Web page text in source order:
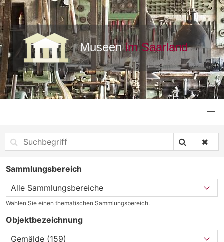
Sammlungsbereich
Wählen Sie einen thematischen Sammlungsbereich.
Objektbezeichnung